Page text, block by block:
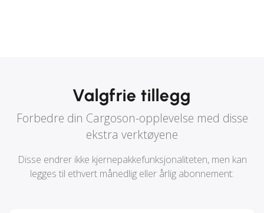
Valgfrie tillegg
Forbedre din Cargoson-opplevelse med disse
ekstra verktøyene
Disse endrer ikke kjernepakkefunksjonaliteten, men kan
legges til ethvert månedlig eller årlig abonnement: